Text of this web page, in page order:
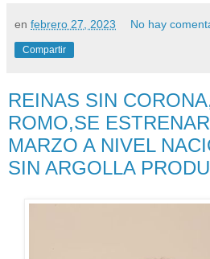
en febrero 27, 2023 No hay
Compartir
REINAS SIN
ROMO,SE
MARZO A NIVEL
SIN ARGOLLA